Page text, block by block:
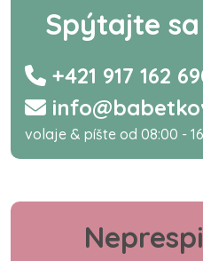
Spýtajte
+421 917 162
volaje & píšte od 08:00 -